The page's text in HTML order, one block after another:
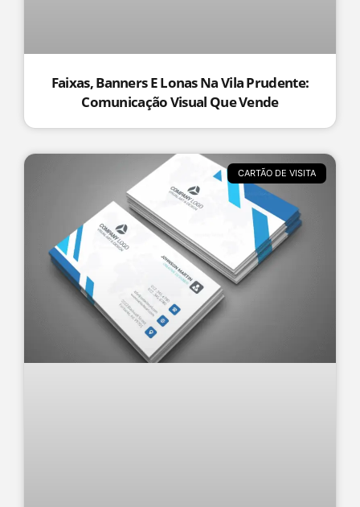
Faixas, Banners E Lonas Na Vila Prudente:
Comunicação Visual Que Vende
CARTÃO DE VISITA